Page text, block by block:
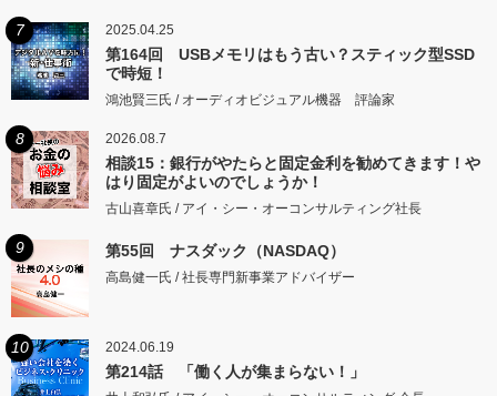
7 2025.04.25
第164回 USBメモリはもう古い？スティック型SSD
で時短！
鴻池賢三氏 / オーディオビジュアル機器 評論家
8 2026.08.7
相談15：銀行がやたらと固定金利を勧めてきます！や
はり固定がよいのでしょうか！
古山喜章氏 / アイ・シー・オーコンサルティング社長
9 第55回 ナスダック（NASDAQ）
高島健一氏 / 社長専門新事業アドバイザー
10 2024.06.19
第214話 「働く人が集まらない！」